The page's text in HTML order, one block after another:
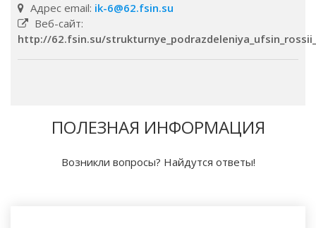
Адрес email: ik-6@62.fsin.su
Веб-сайт:
http://62.fsin.su/
ПОЛЕЗНАЯ ИНФОРМАЦИЯ
Возникли вопросы? Найдутся ответы!